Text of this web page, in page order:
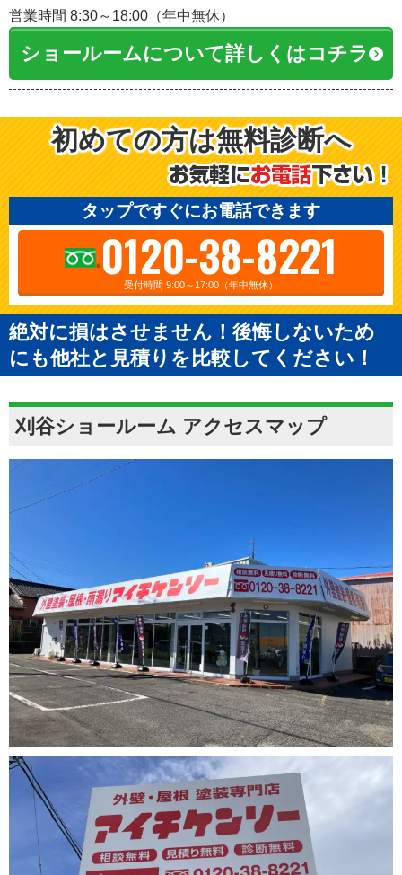
営業時間 8:30～18:00（年中無休）
ショールームについて詳しくはコチラ
初めての方は無料診断へ
タップですぐにお電話できます
0120-38-8221
受付時間 9:00～17:00（年中無休）
絶対に損はさせません！後悔しないため
にも他社と見積りを比較してください！
刈谷ショールーム アクセスマップ